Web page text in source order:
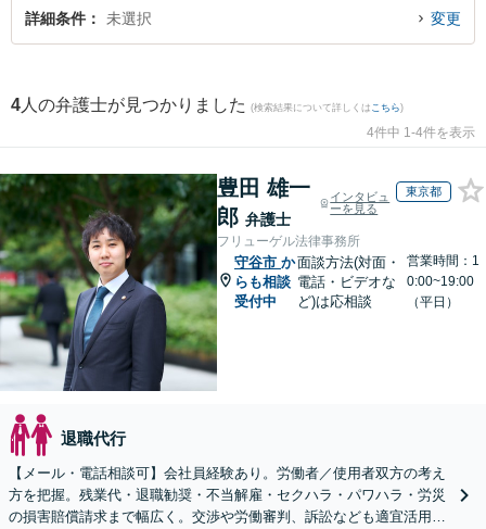
す。
詳細条件 未選択 変更
4 人の弁護士が見つかりました (検索結果について詳しくは こちら)
4件中 1-4件を表示
豊田 雄一
郎 弁護士
インタビュ
ーを見る
東京都
フリューゲル法律事務所
守谷市 か
らも相談
受付中
面談方法(対面・
電話・ビデオな
ど)は応相談
営業時間：1
0:00~19:00
（平日）
退職代行
【メール・電話相談可】会社員経験あり。労働者／使用者双方の考え
方を把握。残業代・退職勧奨・不当解雇・セクハラ・パワハラ・労災
の損害賠償請求まで幅広く。交渉や労働審判、訴訟なども適宜活用